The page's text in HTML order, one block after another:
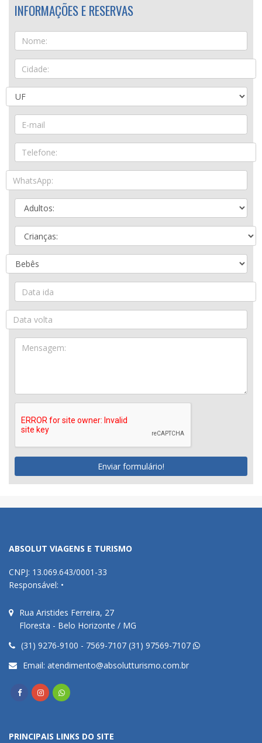
INFORMAÇÕES E RESERVAS
Enviar formulário!
ABSOLUT VIAGENS E TURISMO
CNPJ: 13.069.643/0001-33
Responsável: •
Rua Aristides Ferreira, 27
Floresta - Belo Horizonte / MG
(31) 9276-9100 - 7569-7107 (31) 97569-7107
Email: atendimento@absolutturismo.com.br
PRINCIPAIS LINKS DO SITE